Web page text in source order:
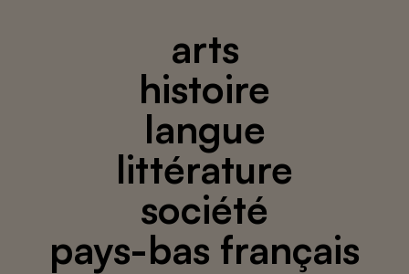
arts
histoire
langue
littérature
société
pays-bas français